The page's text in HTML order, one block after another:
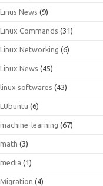
Linus News (9)
Linux Commands (31)
Linux Networking (6)
Linux News (45)
linux softwares (43)
LUbuntu (6)
machine-learning (67)
math (3)
media (1)
Migration (4)